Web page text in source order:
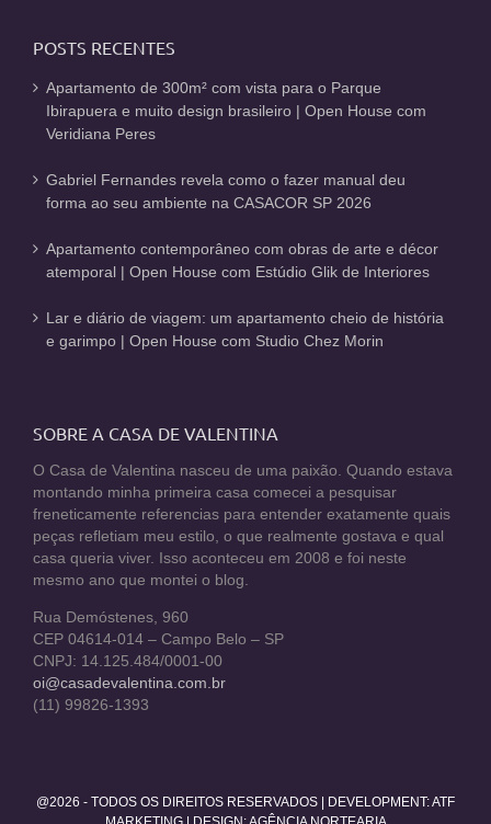
POSTS RECENTES
Apartamento de 300m² com vista para o Parque
Ibirapuera e muito design brasileiro | Open House com
Veridiana Peres
Gabriel Fernandes revela como o fazer manual deu
forma ao seu ambiente na CASACOR SP 2026
Apartamento contemporâneo com obras de arte e décor
atemporal | Open House com Estúdio Glik de Interiores
Lar e diário de viagem: um apartamento cheio de história
e garimpo | Open House com Studio Chez Morin
SOBRE A CASA DE VALENTINA
O Casa de Valentina nasceu de uma paixão. Quando estava
montando minha primeira casa comecei a pesquisar
freneticamente referencias para entender exatamente quais
peças refletiam meu estilo, o que realmente gostava e qual
casa queria viver. Isso aconteceu em 2008 e foi neste
mesmo ano que montei o blog.
Rua Demóstenes, 960
CEP 04614-014 – Campo Belo – SP
CNPJ: 14.125.484/0001-00
oi@casadevalentina.com.br
(11) 99826-1393
@2026 - TODOS OS DIREITOS RESERVADOS | DEVELOPMENT:ATF